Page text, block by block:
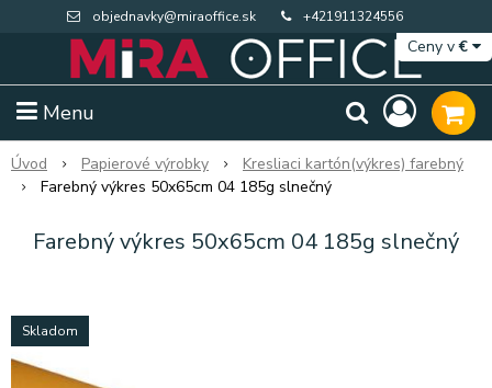
objednavky@miraoffice.sk +421911324556
Menu
Ceny v€
Úvod Papierové výrobky
Kresliaci kartón(výkres) farebný
Farebný výkres 50x65cm 04 185g slnečný
Farebný výkres 50x65cm 04 185g slnečný
Skladom